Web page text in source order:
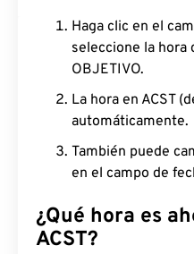
Haga clic en el
seleccione la hora
OBJETIVO.
La hora en ACST
automáticamente.
También puede
en el campo de
¿Qué hora es
ACST?